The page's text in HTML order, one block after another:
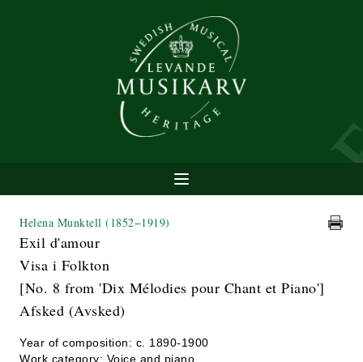
Helena Munktell (1852−1919)
Exil d'amour
Visa i Folkton
[No. 8 from 'Dix Mélodies pour Chant et Piano']
Afsked (Avsked)
Year of composition: c. 1890-1900
Work category: Voice and piano